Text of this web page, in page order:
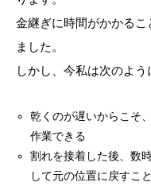
金継ぎに時間がかかる
ました。
しかし、今私は次のよう
乾くのが遅いからこそ
作業できる
割れを接着した後、数
して元の位置に戻すこ